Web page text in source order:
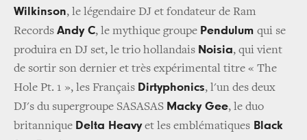
Wilkinson, le légendaire DJ et fondateur de Ram
Records Andy C, le mythique groupe Pendulum qui se
produira en DJ set, le trio hollandais Noisia, qui vient
de sortir son dernier et très expérimental titre « The
Hole Pt. 1 », les Français Dirtyphonics, l'un des deux
DJ's du supergroupe SASASAS Macky Gee, le duo
britannique Delta Heavyet les emblématiques Black